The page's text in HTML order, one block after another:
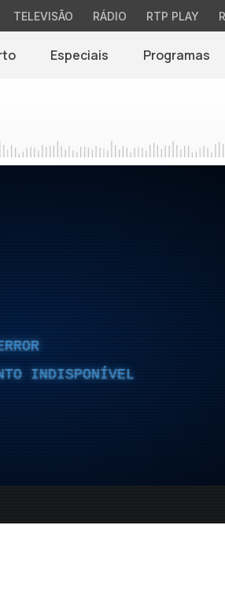
TELEVISÃO RÁDIO RTP PLAY
Especiais Programas
INDISPONÍVEL